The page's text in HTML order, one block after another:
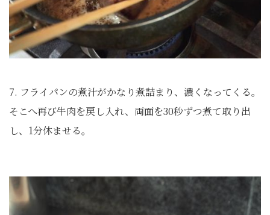
7. フライパンの煮汁がかなり煮詰まり、濃くなってくる。
そこへ再び牛肉を戻し入れ、両面を30秒ずつ煮て取り出
し、1分休ませる。